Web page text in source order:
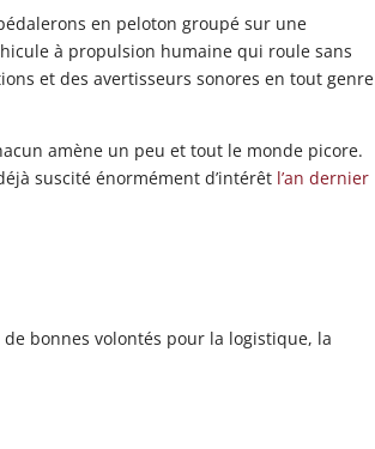
en peloton groupé sur une
à propulsion humaine qui roule sans
et des avertisseurs sonores en tout genre
amène un peu et tout le monde picore.
suscité énormément d’intérêt l’an dernier
bonnes volontés pour la logistique, la